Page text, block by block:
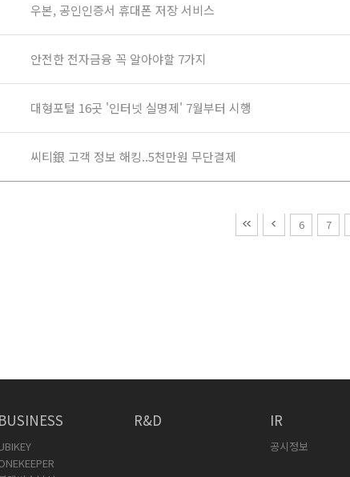
우본, 공인인증서 휴대폰 저장 서비스
안전한 전자금융 꼭 알아야할 7가지
대형포털 16곳 '인터넷 실명제' 7월부터 시행
씨티銀 고객 정보 해킹..5천만원 무단결제
6 7
BUSINESS R&D IR
공시정보